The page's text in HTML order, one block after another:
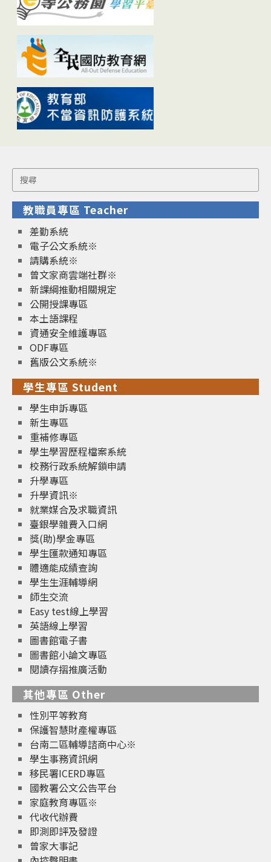
Search
for:
教職員專區 Teacher
差勤系統
電子公文系統※
請購系統※
曾文家商雲端社群※
新課綱推動相關規定
公開授課專區
本土語課程
資通安全維護專區
ODF專區
舊版公文系統※
學生專區 Student
學生申訴專區
新生專區
重補修專區
學生學習歷程檔案系統
校務行政系統解鎖申請
升學專區
升學資訊※
就業媒合及求職資訊
臺銀學雜費入口網
獎(助)學金專區
學生匯款通知專區
體適能成績查詢
學生生涯輔導網
師生交流
Easy test線上學習
英語線上學習
圖書館電子書
圖書館小論文專區
閱讀存摺推廣活動
其他專區 Other
性別平等教育
保護智慧財產權專區
台南二區輔導諮商中心※
學生事務資訊網
移民署ICERD專區
國教署公文公告平台
家庭教育專區※
代收代辦費
即測即評及發證
曾家大事記